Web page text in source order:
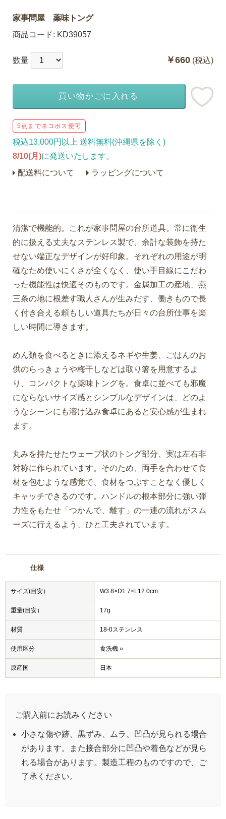
家事問屋 薬味トング
商品コード: KD39057
￥660 (税込)
数量
買い物かごに入れる
5点までネコポス便可
税込13,000円以上 送料無料(沖縄県を除く)
8/10(月)に発送いたします。
配送料について
ラッピングについて
清潔で機能的。これが家事問屋の台所道具。常に衛生
的に扱える丈夫なステンレス製で、余計な装飾を持た
せない端正なデザインが好印象。それぞれの用途が明
確なため使いにくさが全くなく、使い手目線にこだわ
った機能性は快適そのものです。金属加工の産地、燕
三条の地に根差す職人さんが生みだす、働きもので長
く付き合える頼もしい道具たちが日々の台所仕事を楽
しい時間に導きます。
めん類を食べるときに添えるネギや生姜、ごはんのお
供のらっきょうや梅干しなどは取り箸を用意するよ
り、コンパクトな薬味トングを。食卓に並べても邪魔
にならないサイズ感とシンプルなデザインは、どのよ
うなシーンにも溶け込み食卓にあると安心感が生まれ
ます。
丸みを持たせたウェーブ状のトング部分、実は左右非
対称に作られています。そのため、両手を合わせて食
材を包むような感覚で、食材をつぶすことなく優しく
キャッチできるのです。ハンドルの根本部分に強い弾
力性をもたせ「つかんで、離す」の一連の流れがスム
ーズに行えるよう、ひと工夫されています。
仕様
サイズ(目安） W3.8×D1.7×L12.0cm
重量(目安） 17g
材質 18-0ステンレス
使用区分 食洗機 ○
原産国 日本
ご購入前にお読みください
小さな傷や跡、黒ずみ、ムラ、凹凸が見られる場合
があります。また接合部分に凹凸や着色などが見ら
れる場合があります。製造工程のものですので、ご
了承ください。